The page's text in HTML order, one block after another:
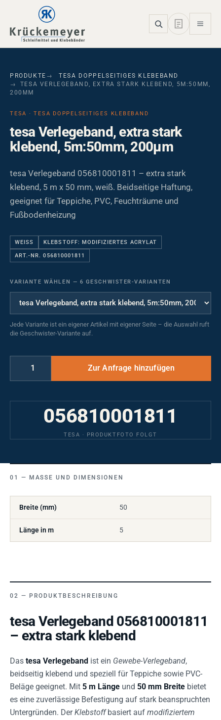
Skip to main navigation
Skip to main content
Skip to page footer
PRODUKTE
TESA DOPPELSEITIGES KLEBEBAND
TESA VERLEGEBAND, EXTRA STARK KLEBEND, 5M:50MM,
200ΜM
TESA · TESA DOPPELSEITIGES KLEBEBAND
tesa Verlegeband, extra stark
klebend, 5m:50mm, 200µm
tesa Verlegeband 056810001811 – extra stark
klebend, 5 m x 50 mm, weiß. Beidseitige Haftung,
geeignet für Teppiche, PVC, Feuchträume und
Fußbodenheizung
WEISS KLEBSTOFF: MODIFIZIERTES ACRYLAT
ART.-NR. 056810001811
VARIANTE WÄHLEN — 6 GESCHWISTER-VARIANTEN
Jede Variante ist ein eigener Artikel mit eigener Seite – die Auswahl ruft
die Geschwister-Variante auf.
056810001811
TESA · PRODUKTFOTO FOLGT
MASSE UND DIMENSIONEN
Breite (mm) 50
Länge in m 5
PRODUKTBESCHREIBUNG
tesa Verlegeband 056810001811
– extra stark klebend
Das tesa Verlegeband ist ein Gewebe-Verlegeband,
beidseitig klebend und speziell für Teppiche sowie PVC-
Beläge geeignet. Mit 5 m Länge und 50 mm Breite bietet
es eine zuverlässige Befestigung auf stark beanspruchten
Untergründen. DerKlebstoffbasiert auf modifiziertem